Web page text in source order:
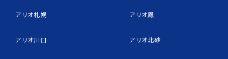
アリオ札幌
アリオ川口
アリオ鳳
アリオ北砂